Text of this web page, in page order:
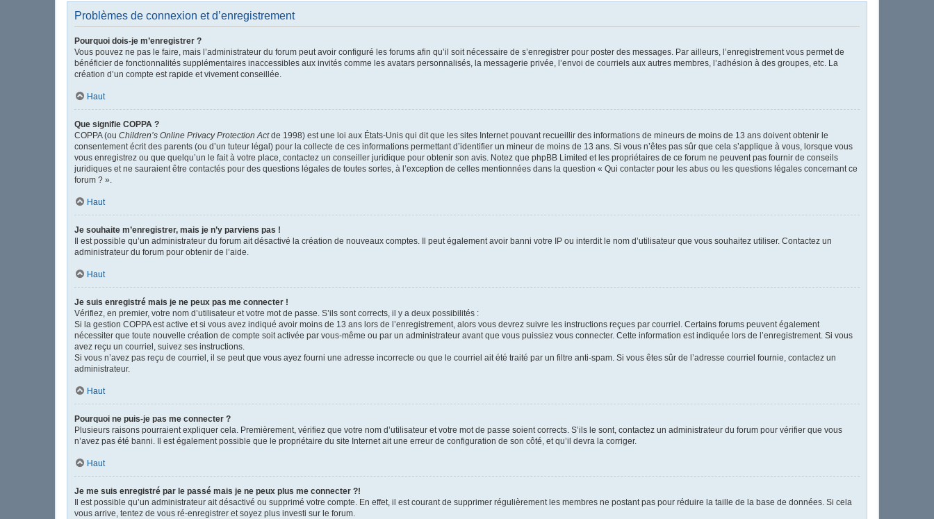
Problèmes de connexion et d’enregistrement
Pourquoi dois-je m’enregistrer ?
Vous pouvez ne pas le faire, mais l’administrateur du forum peut avoir configuré les forums afin qu’il soit nécessaire de s’enregistrer pour poster des messages. Par ailleurs, l’enregistrement vous permet de
bénéficier de fonctionnalités supplémentaires inaccessibles aux invités comme les avatars personnalisés, la messagerie privée, l’envoi de courriels aux autres membres, l’adhésion à des groupes, etc. La
création d’un compte est rapide et vivement conseillée.
Haut
Que signifie COPPA ?
COPPA (ou Children’s Online Privacy Protection Actde 1998) est une loi aux États-Unis qui dit que les sites Internet pouvant recueillir des informations de mineurs de moins de 13 ans doivent obtenir le
consentement écrit des parents (ou d’un tuteur légal) pour la collecte de ces informations permettant d’identifier un mineur de moins de 13 ans. Si vous n’êtes pas sûr que cela s’applique à vous, lorsque vous
vous enregistrez ou que quelqu’un le fait à votre place, contactez un conseiller juridique pour obtenir son avis. Notez que phpBB Limited et les propriétaires de ce forum ne peuvent pas fournir de conseils
juridiques et ne sauraient être contactés pour des questions légales de toutes sortes, à l’exception de celles mentionnées dans la question « Qui contacter pour les abus ou les questions légales concernant ce
forum ? ».
Haut
Je souhaite m’enregistrer, mais je n’y parviens pas !
Il est possible qu’un administrateur du forum ait désactivé la création de nouveaux comptes. Il peut également avoir banni votre IP ou interdit le nom d’utilisateur que vous souhaitez utiliser. Contactez un
administrateur du forum pour obtenir de l’aide.
Haut
Je suis enregistré mais je ne peux pas me connecter !
Vérifiez, en premier, votre nom d’utilisateur et votre mot de passe. S’ils sont corrects, il y a deux possibilités :
Si la gestion COPPA est active et si vous avez indiqué avoir moins de 13 ans lors de l’enregistrement, alors vous devrez suivre les instructions reçues par courriel. Certains forums peuvent également
nécessiter que toute nouvelle création de compte soit activée par vous-même ou par un administrateur avant que vous puissiez vous connecter. Cette information est indiquée lors de l’enregistrement. Si vous
avez reçu un courriel, suivez ses instructions.
Si vous n’avez pas reçu de courriel, il se peut que vous ayez fourni une adresse incorrecte ou que le courriel ait été traité par un filtre anti-spam. Si vous êtes sûr de l’adresse courriel fournie, contactez un
administrateur.
Haut
Pourquoi ne puis-je pas me connecter ?
Plusieurs raisons pourraient expliquer cela. Premièrement, vérifiez que votre nom d’utilisateur et votre mot de passe soient corrects. S’ils le sont, contactez un administrateur du forum pour vérifier que vous
n’avez pas été banni. Il est également possible que le propriétaire du site Internet ait une erreur de configuration de son côté, et qu’il devra la corriger.
Haut
Je me suis enregistré par le passé mais je ne peux plus me connecter ?!
Il est possible qu’un administrateur ait désactivé ou supprimé votre compte. En effet, il est courant de supprimer régulièrement les membres ne postant pas pour réduire la taille de la base de données. Si cela
vous arrive, tentez de vous ré-enregistrer et soyez plus investi sur le forum.